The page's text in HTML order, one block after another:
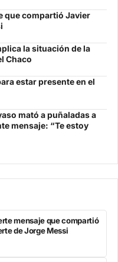
que compartió Javier
la situación de la
Chaco
estar presente en el
mató a puñaladas a
mensaje: “Te estoy
mensaje que compartió
de Jorge Messi